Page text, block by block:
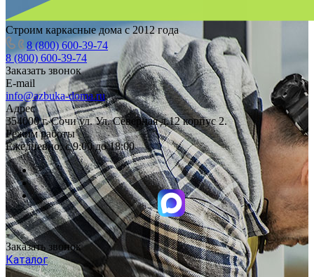
Строим каркасные дома с 2012 года
8 (800) 600-39-74
8 (800) 600-39-74
Заказать звонок
E-mail
info@azbuka-doma.ru
Адрес
354000 г. Сочи ул. Ул. Северная д.12 корпус 2.
Режим работы
Ежедневно: с 9:00 до 18:00
Заказать звонок
Каталог